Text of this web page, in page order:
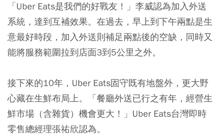
「Uber Eats是我們的好戰友！」李威認為加入外送
系統，達到互補效果。在過去，早上到下午兩點是生
意最好時段，加入外送則補足兩點後的空缺，同時又
能將服務範圍拉到店面3到5公里之外。
接下來的10年，Uber Eats固守既有地盤外，更大野
心藏在生鮮布局上。「餐廳外送已行之有年，經營生
鮮市場（含雜貨）機會更大！」Uber Eats台灣即時
零售總經理張祐欣認為。